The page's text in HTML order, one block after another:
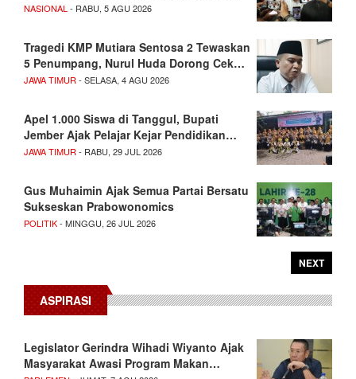
NASIONAL - RABU, 5 AGU 2026
Tragedi KMP Mutiara Sentosa 2 Tewaskan
5 Penumpang, Nurul Huda Dorong Cek…
JAWA TIMUR - SELASA, 4 AGU 2026
Apel 1.000 Siswa di Tanggul, Bupati
Jember Ajak Pelajar Kejar Pendidikan…
JAWA TIMUR - RABU, 29 JUL 2026
Gus Muhaimin Ajak Semua Partai Bersatu
Sukseskan Prabowonomics
POLITIK- MINGGU, 26 JUL 2026
NEXT
ASPIRASI
Legislator Gerindra Wihadi Wiyanto Ajak
Masyarakat Awasi Program Makan…